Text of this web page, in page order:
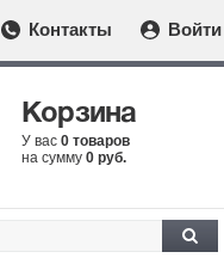
Контакты Войти
Корзина
У вас 0 товаров
на сумму 0 руб.